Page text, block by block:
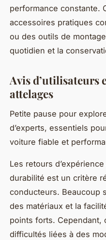
performance constante.
accessoires pratiques
ou des outils de
quotidien et la
Avis d’utilisateurs
attelages
Petite pause pour
d’experts, essentiels
voiture fiable et
Les retours
durabilité est un critère
conducteurs. Beaucoup
des matériaux et la
points forts. Cependant,
difficultés liées à des